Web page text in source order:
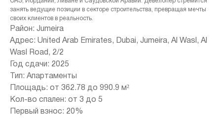
занять ведущие позиции в секторе строительства, превращая мечты
своих клиентов в реальность.
Район: Jumeira
Адрес: United Arab Emirates, Dubai, Jumeira, Al Wasl, Al
Wasl Road, 2/2
Год сдачи: 2025
Тип: Апартаменты
Площадь: от 362.78 до 990.9 м²
Кол-во спален: от 3 до 5
Первый взнос: 20%
+971 (4) 412-5007
Housebook Real Estate LCC
Company license: 1128098